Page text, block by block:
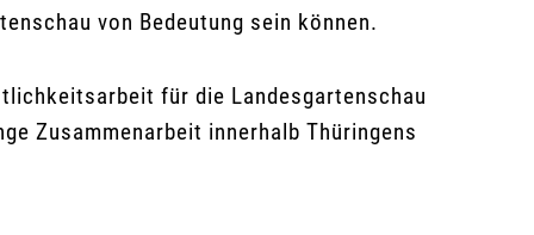
von Bedeutung sein können.
für die Landesgartenschau
Zusammenarbeit innerhalb Thüringens